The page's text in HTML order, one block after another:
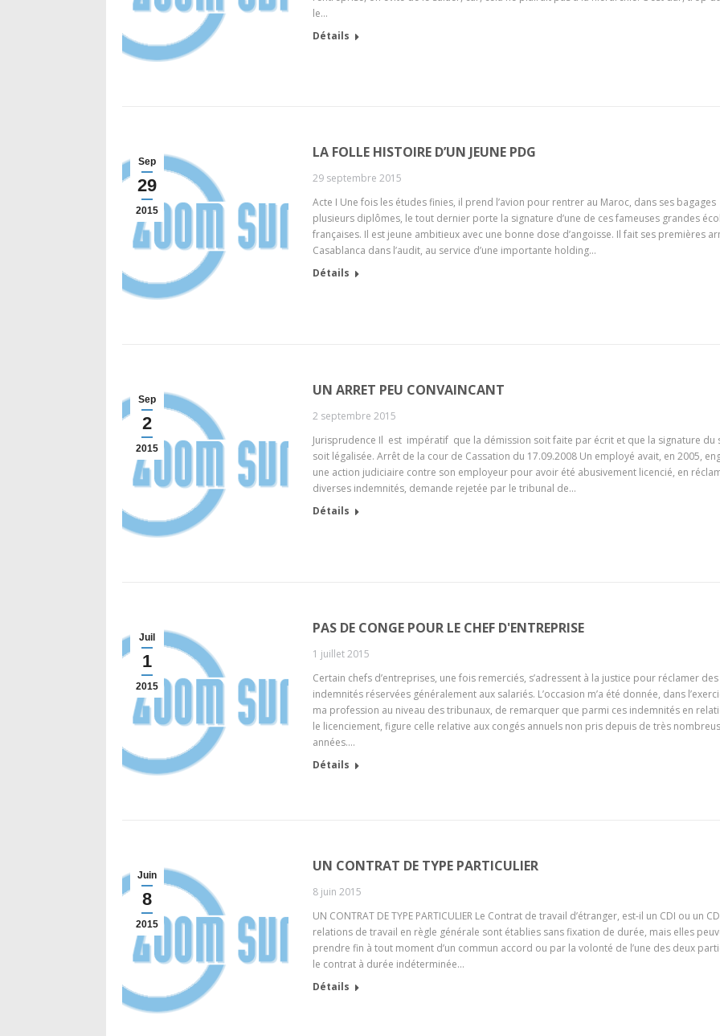
le…
Détails
Sep
29
2015
LA FOLLE HISTOIRE D’UN JEUNE PDG
29 septembre 2015
Acte I Une fois les études finies, il prend l’avion pour rentrer au Maroc, dans ses bagages
plusieurs diplômes, le tout dernier porte la signature d’une de ces fameuses grandes
françaises. Il est jeune ambitieux avec une bonne dose d’angoisse. Il fait ses premières
Casablanca dans l’audit, au service d’une importante holding…
Détails
Sep
2
2015
UN ARRET PEU CONVAINCANT
2 septembre 2015
Jurisprudence Il est impératif que la démission soit faite par écrit et que la signature du
soit légalisée. Arrêt de la cour de Cassation du 17.09.2008 Un employé avait, en 2005,
une action judiciaire contre son employeur pour avoir été abusivement licencié, en
diverses indemnités, demande rejetée par le tribunal de…
Détails
Juil
1
2015
PAS DE CONGE POUR LE CHEF D'ENTREPRISE
1 juillet 2015
Certain chefs d’entreprises, une fois remerciés, s’adressent à la justice pour réclamer des
indemnités réservées généralement aux salariés. L’occasion m’a été donnée, dans
ma profession au niveau des tribunaux, de remarquer que parmi ces indemnités en
le licenciement, figure celle relative aux congés annuels non pris depuis de très
années.…
Détails
Juin
8
2015
UN CONTRAT DE TYPE PARTICULIER
8 juin 2015
UN CONTRAT DE TYPE PARTICULIER Le Contrat de travail d’étranger, est-il un CDI ou un
relations de travail en règle générale sont établies sans fixation de durée, mais elles
prendre fin à tout moment d’un commun accord ou par la volonté de l’une des deux
le contrat à durée indéterminée…
Détails